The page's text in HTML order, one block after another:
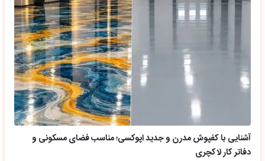
آشنایی با کفپوش مدرن و جدید اپوکسی؛ مناسب فضای مسکونی و
دفاتر کار لاکچری